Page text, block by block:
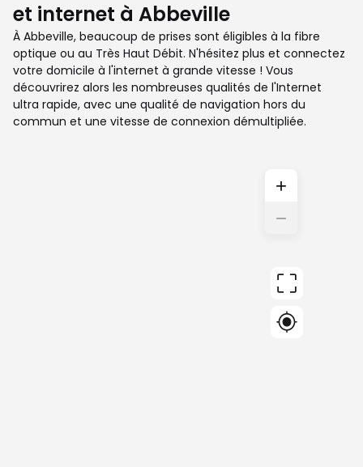
et internet à Abbeville
À Abbeville, beaucoup de prises sont éligibles à la fibre
optique ou au Très Haut Débit. N'hésitez plus et connectez
votre domicile à l'internet à grande vitesse ! Vous
découvrirez alors les nombreuses qualités de l'Internet
ultra rapide, avec une qualité de navigation hors du
commun et une vitesse de connexion démultipliée.
+
−